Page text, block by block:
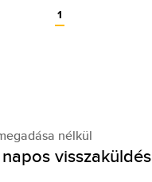
1
nélkül
visszaküldés